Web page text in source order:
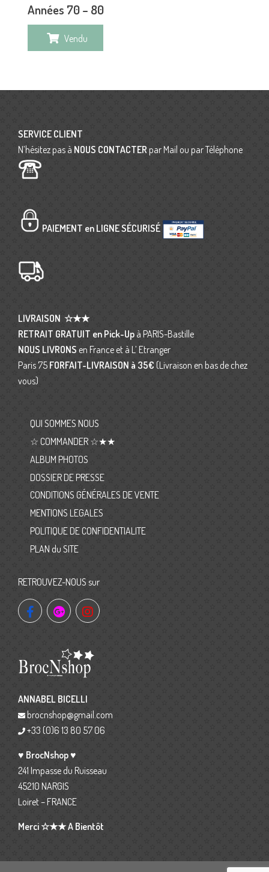
Années 70 – 80
Vendu
SERVICE CLIENT
N’hésitez pas à NOUS CONTACTER par Mail ou par Téléphone
PAIEMENT en LIGNE SÉCURISÉ
LIVRAISON ☆★★
RETRAIT GRATUIT en Pick-Up à PARIS-Bastille
NOUS LIVRONS en France et à L’ Etranger
Paris 75 FORFAIT-LIVRAISON à 35€ (Livraison en bas de chez
vous)
QUI SOMMES NOUS
☆ COMMANDER ☆★★
ALBUM PHOTOS
DOSSIER DE PRESSE
CONDITIONS GÉNÉRALES DE VENTE
MENTIONS LEGALES
POLITIQUE DE CONFIDENTIALITE
PLAN du SITE
RETROUVEZ-NOUS sur
ANNABEL BICELLI
brocnshop@gmail.com
+33 (0)6 13 80 57 06
♥ BrocNshop ♥
241 Impasse du Ruisseau
45210 NARGIS
Loiret – FRANCE
Merci ☆★★ A Bientôt